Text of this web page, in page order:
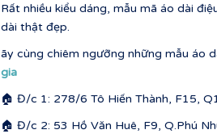
Rất nhiều kiểu dáng, mẫu mã áo dài
dài thật đẹp.
ãy cùng chiêm ngưỡng những mẫu áo
gia
🏠 Đ/c 1: 278/6 Tô Hiến Thành, F15,
🏠 Đ/c 2: 53 Hồ Văn Huê, F9, Q.Phú